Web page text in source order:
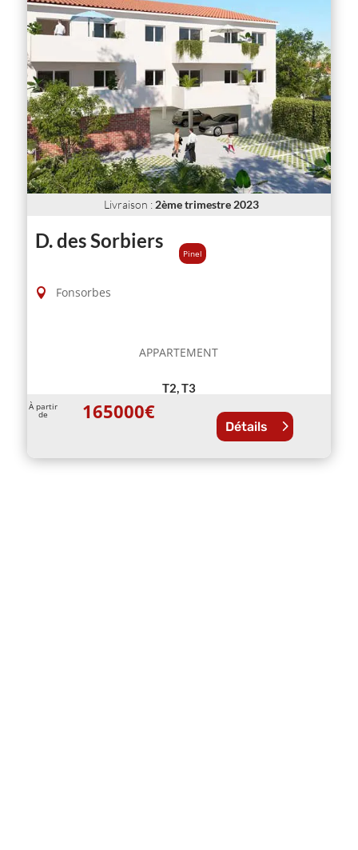
Livraison : 2ème trimestre 2023
D. des Sorbiers
Pinel
Fonsorbes
APPARTEMENT
T2, T3
À partir
de 165000€
Détails